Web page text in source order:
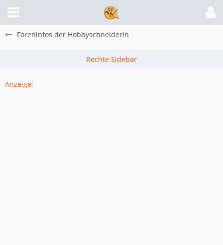
Foreninfos der Hobbyschneiderin
Anzeige: